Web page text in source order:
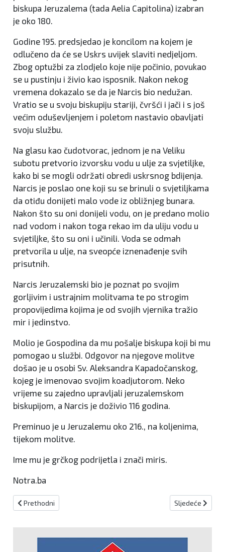
biskupa Jeruzalema (tada Aelia Capitolina) izabran
je oko 180.
Godine 195. predsjedao je koncilom na kojem je
odlučeno da će se Uskrs uvijek slaviti nedjeljom.
Zbog optužbi za zlodjelo koje nije počinio, povukao
se u pustinju i živio kao isposnik. Nakon nekog
vremena dokazalo se da je Narcis bio nedužan.
Vratio se u svoju biskupiju stariji, čvršći i jači i s još
većim oduševljenjem i poletom nastavio obavljati
svoju službu.
Na glasu kao čudotvorac, jednom je na Veliku
subotu pretvorio izvorsku vodu u ulje za svjetiljke,
kako bi se mogli održati obredi uskrsnog bdijenja.
Narcis je poslao one koji su se brinuli o svjetiljkama
da otiđu donijeti malo vode iz obližnjeg bunara.
Nakon što su oni donijeli vodu, on je predano molio
nad vodom i nakon toga rekao im da uliju vodu u
svjetiljke, što su oni i učinili. Voda se odmah
pretvorila u ulje, na sveopće iznenađenje svih
prisutnih.
Narcis Jeruzalemski bio je poznat po svojim
gorljivim i ustrajnim molitvama te po strogim
propovijedima kojima je od svojih vjernika tražio
mir i jedinstvo.
Molio je Gospodina da mu pošalje biskupa koji bi mu
pomogao u službi. Odgovor na njegove molitve
došao je u osobi Sv. Aleksandra Kapadočanskog,
kojeg je imenovao svojim koadjutorom. Neko
vrijeme su zajedno upravljali jeruzalemskom
biskupijom, a Narcis je doživio 116 godina.
Preminuo je u Jeruzalemu oko 216., na koljenima,
tijekom molitve.
Ime mu je grčkog podrijetla i znači miris.
Notra.ba
Prethodni članak: U noći sa subote na nedjelju pomiču se
Prethodni Sljedeći članak:
Sljedeće